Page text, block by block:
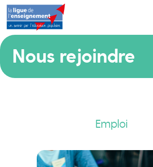
Nous rejoindre
Emploi